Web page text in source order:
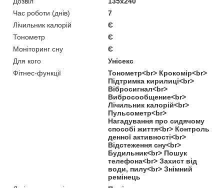
Час роботи (днів)
7
Лічильник калорій
Є
Тонометр
Є
Моніторинг сну
Є
Для кого
Унісекс
Фітнес-функції
Тонометр<br> Крокомір<br>
Підтримка кирилиці<br>
Вібросигнал<br>
Вибросообщение<br>
Лічильник калорій<br>
Пульсометр<br>
Нагадування про сидячому
способі життя<br> Контроль
денної активності<br>
Відстеження сну<br>
Будильник<br> Пошук
телефона<br> Захист від
води, пилу<br> Знімний
ремінець